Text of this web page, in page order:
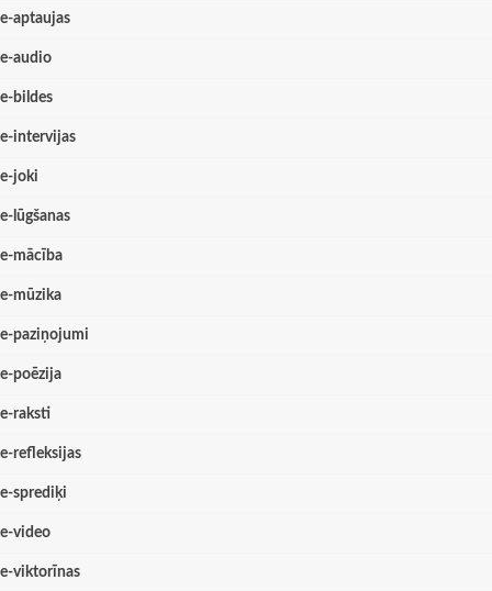
e-aptaujas
e-audio
e-bildes
e-intervijas
e-joki
e-lūgšanas
e-mācība
e-mūzika
e-paziņojumi
e-poēzija
e-raksti
e-refleksijas
e-sprediķi
e-video
e-viktorīnas